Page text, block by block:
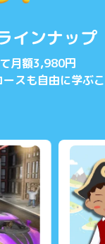
インナップ
月額3,980円
スも自由に学ぶこ